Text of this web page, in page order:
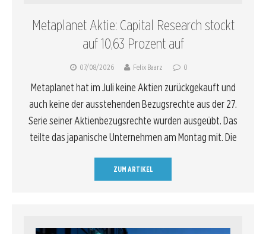
Metaplanet Aktie: Capital Research stockt
auf 10,63 Prozent auf
07/08/2026 Felix Baarz 0
Metaplanet hat im Juli keine Aktien zurückgekauft und
auch keine der ausstehenden Bezugsrechte aus der 27.
Serie seiner Aktienbezugsrechte wurden ausgeübt. Das
teilte das japanische Unternehmen am Montag mit. Die
ZUM ARTIKEL